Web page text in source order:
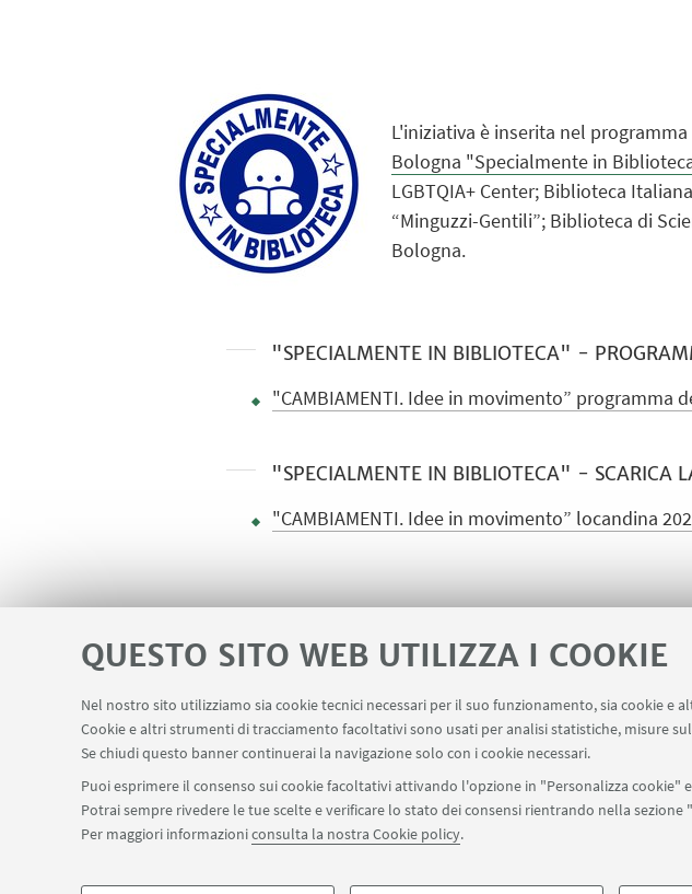
QUESTO SITO WEB UTILIZZA I COOKIE
Nel nostro sito utilizziamo sia cookie tecnici necessari per il suo funzionamento, sia cookie
Cookie e altri strumenti di tracciamento facoltativi sono usati per analisi statistiche, misure
Se chiudi questo banner continuerai la navigazione solo con i cookie necessari.
Puoi esprimere il consenso sui cookie facoltativi attivando l'opzione in "Personalizza
Potrai sempre rivedere le tue scelte e verificare lo stato dei consensi rientrando nella
Per maggiori informazioniconsulta la nostra Cookie policy.
L'iniziativa è inserita nel
Bologna "Specialmente in
LGBTQIA+ Center; Biblioteca
“Minguzzi-Gentili”; Biblioteca di
Bologna.
"SPECIALMENTE IN BIBLIOTECA" -
"CAMBIAMENTI. Idee in movimento” programma
"SPECIALMENTE IN BIBLIOTECA" - SCARICA
"CAMBIAMENTI. Idee in movimento” locandina
LINK UTILI Area riservata Contatti
SEGUI IL DIPARTIMENTO SU: